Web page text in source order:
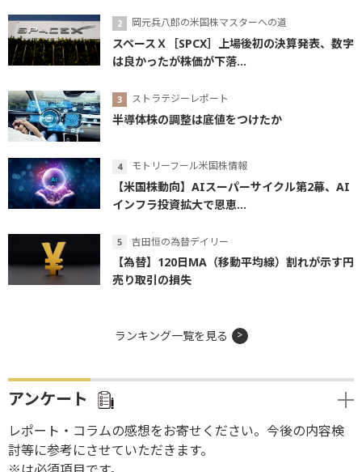
岡元兵八郎の米国株マスターへの道
スペースＸ［SPCX］上場後初の決算発表、数字
は良かったが株価が下落...
ストラテジーレポート
半導体株の調整は底値をつけたか
モトリーフール米国株情報
【米国株動向】AIスーパーサイクル第2幕、AI
インフラ投資拡大で恩恵...
吉田恒の為替デイリー
【為替】120日MA（移動平均線）割れが示す円
売り取引の損失
ランキング一覧を見る
アンケート
レポート・コラムの感想をお寄せください。今後の内容検
討等に参考にさせていただきます。